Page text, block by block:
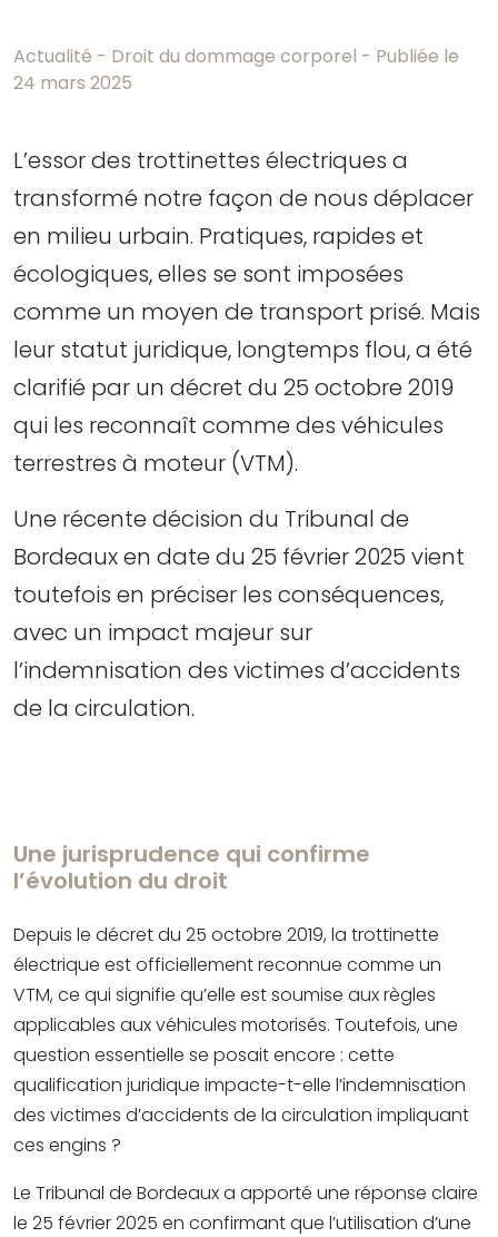
Actualité - Droit du dommage corporel - Publiée le
24 mars 2025
L’essor des trottinettes électriques a
transformé notre façon de nous déplacer
en milieu urbain. Pratiques, rapides et
écologiques, elles se sont imposées
comme un moyen de transport prisé. Mais
leur statut juridique, longtemps flou, a été
clarifié par un décret du 25 octobre 2019
qui les reconnaît comme des véhicules
terrestres à moteur (VTM).
Une récente décision du Tribunal de
Bordeaux en date du 25 février 2025 vient
toutefois en préciser les conséquences,
avec un impact majeur sur
l’indemnisation des victimes d’accidents
de la circulation.
Une jurisprudence qui confirme
l’évolution du droit
Depuis le décret du 25 octobre 2019, la trottinette
électrique est officiellement reconnue comme un
VTM, ce qui signifie qu’elle est soumise aux règles
applicables aux véhicules motorisés. Toutefois, une
question essentielle se posait encore : cette
qualification juridique impacte-t-elle l’indemnisation
des victimes d’accidents de la circulation impliquant
ces engins ?
Le Tribunal de Bordeaux a apporté une réponse claire
le 25 février 2025 en confirmant que l’utilisation d’une